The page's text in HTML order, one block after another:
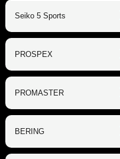
Seiko 5 Sports
PROSPEX
PROMASTER
BERING